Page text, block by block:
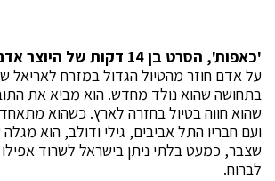
'כאפות', הסרט בן 14 דקות של היוצר אדם מגרלה,
על אדם חוזר מהטיול הגדול במזרח לאריאל
בתחושה שהוא נולד מחדש. הוא מביא את
שהוא חווה בטיול בחזרה לארץ. כשהוא
ועם חבריו התל אביבים, גילי ודולב, הוא
שצבר, כמעט בלתי ניתן בישראל לשרוד
לברוח.